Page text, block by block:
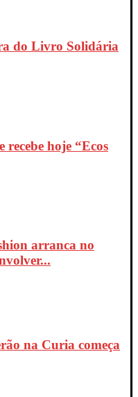
do Livro Solidária
recebe hoje “Ecos
arranca no
na Curia começa